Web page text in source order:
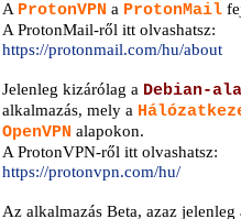
A ProtonVPN a ProtonMail
A ProtonMail-ről itt olvashatsz:
https://protonmail.com/hu/about
Jelenleg kizárólag a Debian-
alkalmazás, mely a
OpenVPN alapokon.
A ProtonVPN-ről itt olvashatsz:
https://protonvpn.com/hu/
Az alkalmazás Beta, azaz